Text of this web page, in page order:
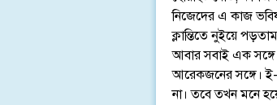
নিজেদের এ কাজ
ক্লান্তিতে নুইয়ে
আবার সবাই এক
আরেকজনের সঙ্গে।
না। তবে তখন মনে